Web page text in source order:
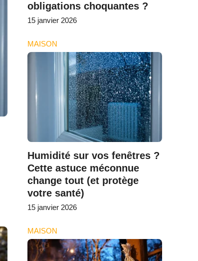
obligations choquantes ?
15 janvier 2026
MAISON
Humidité sur vos fenêtres ?
Cette astuce méconnue
change tout (et protège
votre santé)
15 janvier 2026
MAISON